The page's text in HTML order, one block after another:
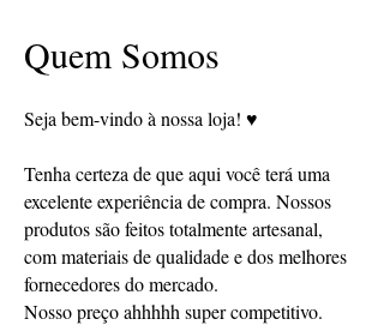
Quem Somos
Seja bem-vindo à nossa loja! ♥
Tenha certeza de que aqui você terá uma
excelente experiência de compra. Nossos
produtos são feitos totalmente artesanal,
com materiais de qualidade e dos melhores
fornecedores do mercado.
Nosso preço ahhhhh super competitivo.